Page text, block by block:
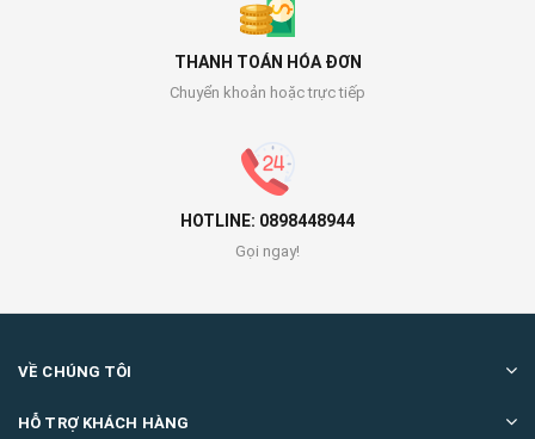
THANH TOÁN HÓA ĐƠN
Chuyển khoản hoặc trực tiếp
HOTLINE: 0898448944
Gọi ngay!
VỀ CHÚNG TÔI
HỖ TRỢ KHÁCH HÀNG